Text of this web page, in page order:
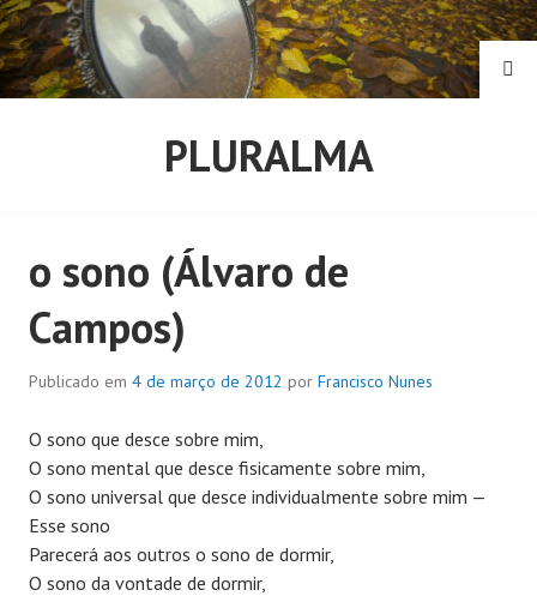
Pular
para
o
conteúdo
PLURALMA
o sono (Álvaro de
Campos)
Publicado em 4 de março de 2012 por Francisco Nunes
O sono que desce sobre mim,
O sono mental que desce fisicamente sobre mim,
O sono universal que desce individualmente sobre mim —
Esse sono
Parecerá aos outros o sono de dormir,
O sono da vontade de dormir,